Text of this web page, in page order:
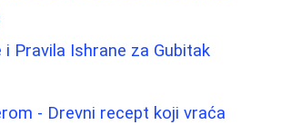
i Pravila Ishrane za Gubitak
- Drevni recept koji vraća